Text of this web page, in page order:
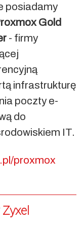
posiadamy
Gold
- firmy
infrastrukturę
poczty e-
do
IT.
proxmox
Zyxel